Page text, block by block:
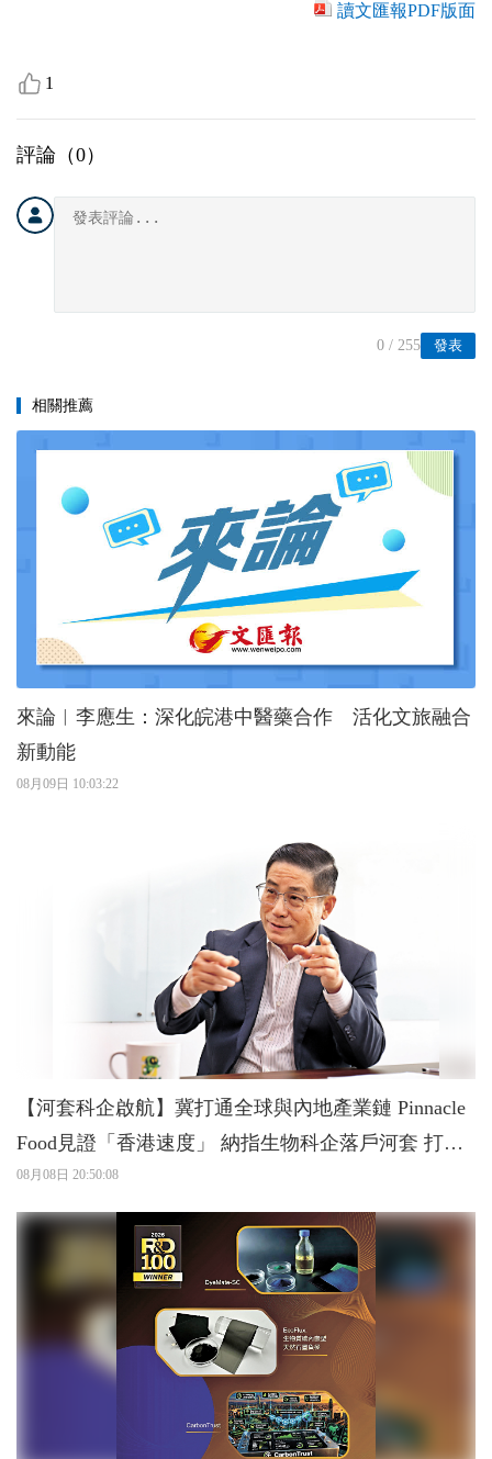
讀文匯報PDF版面
1
評論（0）
發表
0 / 255
相關推薦
來論︱李應生：深化皖港中醫藥合作 活化文旅融合
新動能
08月09日 10:03:22
【河套科企啟航】冀打通全球與內地產業鏈 Pinnacle
Food見證「香港速度」 納指生物科企落戶河套 打造
灣區「細胞工廠」
08月08日 20:50:08